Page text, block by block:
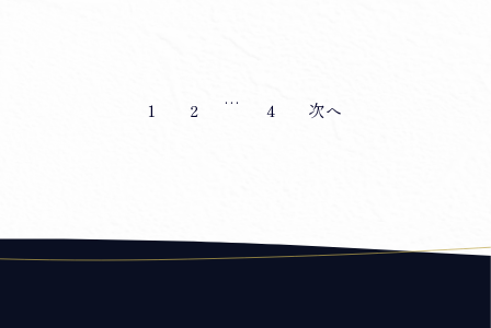
1 2 … 4 次へ